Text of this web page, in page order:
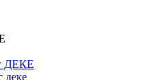
ДЕКЕ
деке